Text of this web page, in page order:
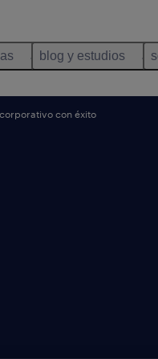
blog y estudios
con éxito